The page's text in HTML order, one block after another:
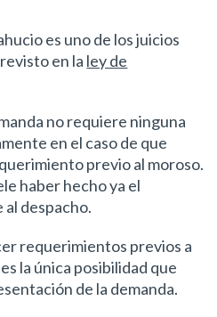
es uno de los juicios
en la ley de
no requiere ninguna
en el caso de que
previo al moroso.
haber hecho ya el
despacho.
requerimientos previos a
es la única posibilidad que
de la demanda.